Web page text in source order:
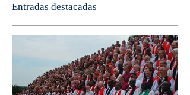
Entradas destacadas